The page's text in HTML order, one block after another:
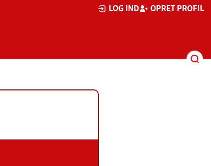
LOG IND OPRET PROFIL